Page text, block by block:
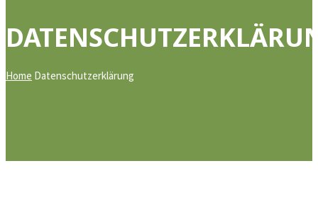
Home Datenschutzerklärung